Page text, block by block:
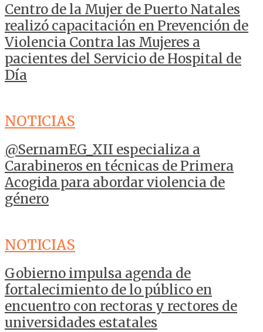
Centro de la Mujer de Puerto Natales
realizó capacitación en Prevención de
Violencia Contra las Mujeres a
pacientes del Servicio de Hospital de
Día
NOTICIAS
@SernamEG_XII especializa a
Carabineros en técnicas de Primera
Acogida para abordar violencia de
género
NOTICIAS
Gobierno impulsa agenda de
fortalecimiento de lo público en
encuentro con rectoras y rectores de
universidades estatales